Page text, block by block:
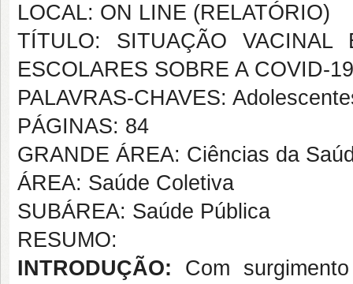
LOCAL: ON LINE (RELATÓRIO)
TÍTULO: SITUAÇÃO VACINAL
ESCOLARES SOBRE A COVID-19
PALAVRAS-CHAVES:
PÁGINAS: 84
GRANDE ÁREA: Ciências da
ÁREA: Saúde Coletiva
SUBÁREA: Saúde Pública
RESUMO:
INTRODUÇÃO: Com